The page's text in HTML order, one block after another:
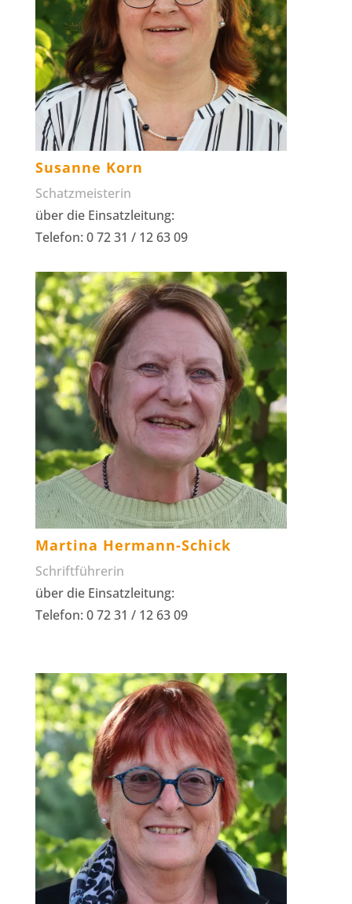
Susanne Korn
Schatzmeisterin
über die Einsatzleitung:
Telefon: 0 72 31 / 12 63 09
Martina Hermann-Schick
Schriftführerin
über die Einsatzleitung:
Telefon: 0 72 31 / 12 63 09